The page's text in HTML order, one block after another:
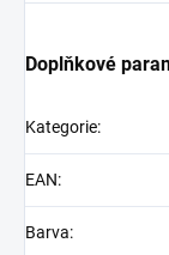
Doplňkové
Kategorie:
EAN:
Barva: